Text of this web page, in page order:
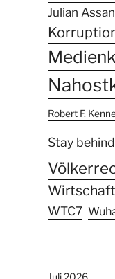
Julian
Robert F.
Stay behind
WTC7